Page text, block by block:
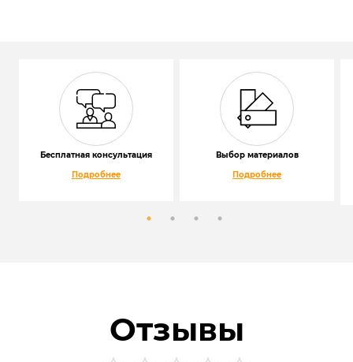
Бесплатная консультация
Подробнее
Выбор материалов
Подробнее
Отзывы